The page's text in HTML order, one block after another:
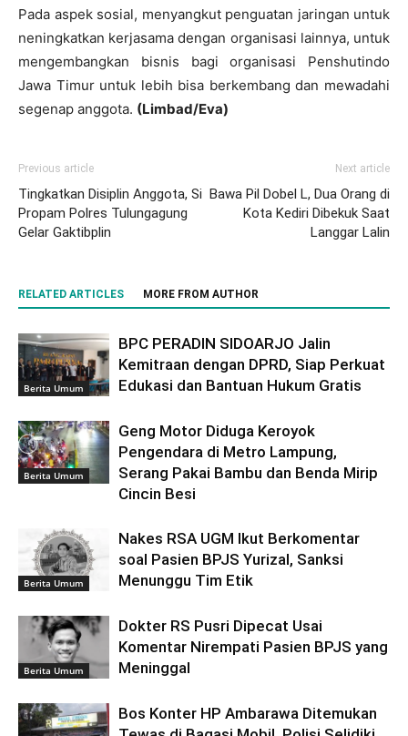
Pada aspek sosial, menyangkut penguatan jaringan untuk
neningkatkan kerjasama dengan organisasi lainnya, untuk
mengembangkan bisnis bagi organisasi Penshutindo
Jawa Timur untuk lebih bisa berkembang dan mewadahi
segenap anggota. (Limbad/Eva)
Previous article
Tingkatkan Disiplin Anggota, Si
Propam Polres Tulungagung
Gelar Gaktibplin
Next article
Bawa Pil Dobel L, Dua Orang di
Kota Kediri Dibekuk Saat
Langgar Lalin
RELATED ARTICLES MORE FROM AUTHOR
Berita Umum
BPC PERADIN SIDOARJO Jalin
Kemitraan dengan DPRD, Siap Perkuat
Edukasi dan Bantuan Hukum Gratis
Berita Umum
Geng Motor Diduga Keroyok
Pengendara di Metro Lampung,
Serang Pakai Bambu dan Benda Mirip
Cincin Besi
Berita Umum
Nakes RSA UGM Ikut Berkomentar
soal Pasien BPJS Yurizal, Sanksi
Menunggu Tim Etik
Berita Umum
Dokter RS Pusri Dipecat Usai
Komentar Nirempati Pasien BPJS yang
Meninggal
Bos Konter HP Ambarawa Ditemukan